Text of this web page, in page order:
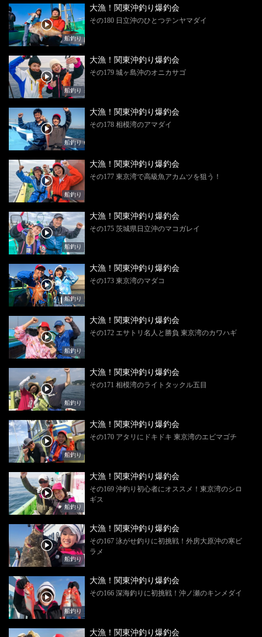
船釣り
大漁！関東沖釣り爆釣会
その180 日立沖のひとつテンヤマダイ
船釣り
大漁！関東沖釣り爆釣会
その179 城ヶ島沖のオニカサゴ
船釣り
大漁！関東沖釣り爆釣会
その178 相模湾のアマダイ
船釣り
大漁！関東沖釣り爆釣会
その177 東京湾で高級魚アカムツを狙う！
船釣り
大漁！関東沖釣り爆釣会
その175 茨城県日立沖のマコガレイ
船釣り
大漁！関東沖釣り爆釣会
その173 東京湾のマダコ
船釣り
大漁！関東沖釣り爆釣会
その172 エサトリ名人と勝負 東京湾のカワハギ
船釣り
大漁！関東沖釣り爆釣会
その171 相模湾のライトタックル五目
船釣り
大漁！関東沖釣り爆釣会
その170 アタリにドキドキ 東京湾のエビマゴチ
船釣り
大漁！関東沖釣り爆釣会
その169 沖釣り初心者にオススメ！東京湾のシロ
ギス
船釣り
大漁！関東沖釣り爆釣会
その167 泳がせ釣りに初挑戦！外房大原沖の寒ビ
ラメ
船釣り
大漁！関東沖釣り爆釣会
その166 深海釣りに初挑戦！沖ノ瀬のキンメダイ
大漁！関東沖釣り爆釣会